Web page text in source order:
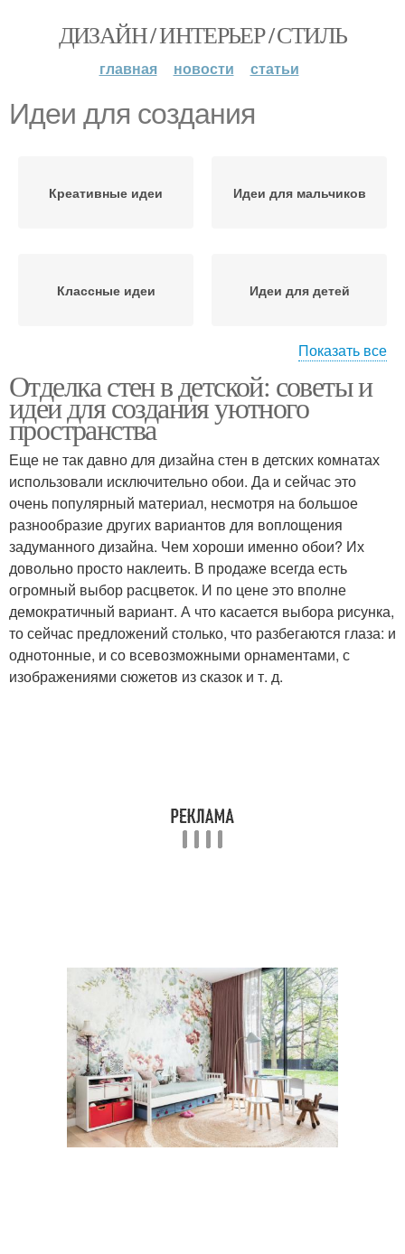
ДИЗАЙН / ИНТЕРЬЕР / СТИЛЬ
главная новости статьи
Идеи для создания
Креативные идеи Идеи для мальчиков
Классные идеи Идеи для детей
созданию
Показать все
Отделка стен в детской: советы и
идеи для создания уютного
пространства
Еще не так давно для дизайна стен в детских комнатах
использовали исключительно обои. Да и сейчас это
очень популярный материал, несмотря на большое
разнообразие других вариантов для воплощения
задуманного дизайна. Чем хороши именно обои? Их
довольно просто наклеить. В продаже всегда есть
огромный выбор расцветок. И по цене это вполне
демократичный вариант. А что касается выбора рисунка,
то сейчас предложений столько, что разбегаются глаза: и
однотонные, и со всевозможными орнаментами, с
изображениями сюжетов из сказок и т. д.